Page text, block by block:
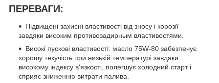
ПЕРЕВАГИ:
Підвищені захисні властивості від зносу і корозії
завдяки високим противозадирным властивостями.
Високі пускові властивості: масло 75W-80 забезпечує
хорошу текучість при низькій температурі завдяки
високому індексу в'язкості, полегшує холодний старт і
сприяє зниженню витрати палива.